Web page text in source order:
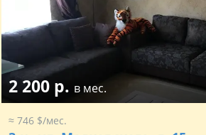
2 200 р. в мес.
≈ 746 $/мес.